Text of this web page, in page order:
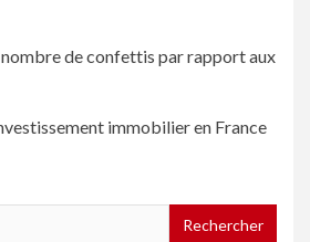
de confettis par rapport aux
immobilier en France